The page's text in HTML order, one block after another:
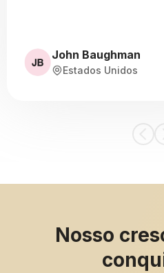
John Baughman
Estados Unidos
Nosso